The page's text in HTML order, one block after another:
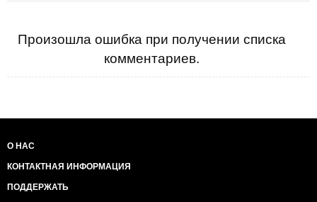
Произошла ошибка при получении списка
комментариев.
О НАС
КОНТАКТНАЯ ИНФОРМАЦИЯ
ПОДДЕРЖАТЬ